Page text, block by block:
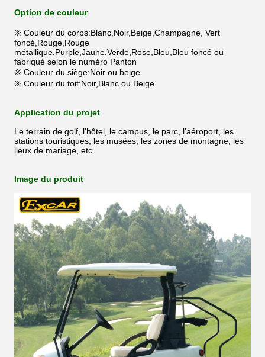
Option de couleur
※ Couleur du corps:Blanc,Noir,Beige,Champagne, Vert
foncé,Rouge,Rouge
métallique,Purple,Jaune,Verde,Rose,Bleu,Bleu foncé ou
fabriqué selon le numéro Panton
※ Couleur du siège:Noir ou beige
※ Couleur du toit:Noir,Blanc ou Beige
Application du projet
Le terrain de golf, l'hôtel, le campus, le parc, l'aéroport, les
stations touristiques, les musées, les zones de montagne, les
lieux de mariage, etc.
Image du produit